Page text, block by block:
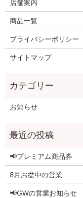
店舗案内
商品一覧
プライバシーポリシー
サイトマップ
お知らせ
📢プレミアム商品券
8月お盆中の営業
📢GWの営業お知らせ